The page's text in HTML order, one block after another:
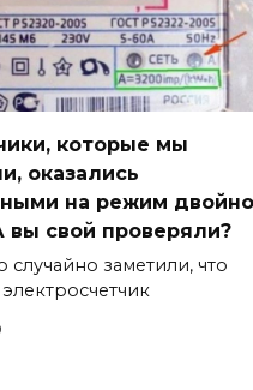
которые мы
оказались
на режим
вы свой проверяли?
заметили, что